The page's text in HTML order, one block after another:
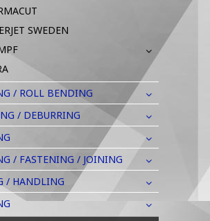
SWEDEN
/ ROLL BENDING
/ DEBURRING
/ FASTENING / JOINING
/ HANDLING